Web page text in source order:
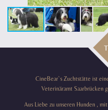
CineBear`s Zuchtstätte ist
Veterinäramt Saarbrücken
Aus Liebe zu unseren Hunden ,